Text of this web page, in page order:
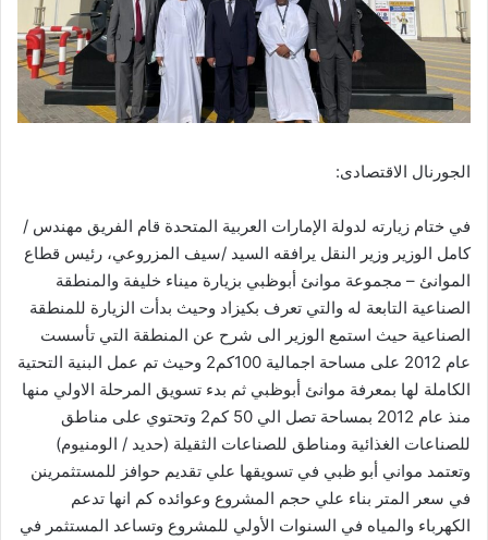
الجورنال الاقتصادى:
في ختام زيارته لدولة الإمارات العربية المتحدة قام الفريق مهندس /
كامل الوزير وزير النقل يرافقه السيد /سيف المزروعي، رئيس قطاع
الموانئ – مجموعة موانئ أبوظبي بزيارة ميناء خليفة والمنطقة
الصناعية التابعة له والتي تعرف بكيزاد وحيث بدأت الزيارة للمنطقة
الصناعية حيث استمع الوزير الى شرح عن المنطقة التي تأسست
عام 2012 على مساحة اجمالية 100كم2 وحيث تم عمل البنية التحتية
الكاملة لها بمعرفة موانئ أبوظبي ثم بدء تسويق المرحلة الاولي منها
منذ عام 2012 بمساحة تصل الي 50 كم2 وتحتوي على مناطق
للصناعات الغذائية ومناطق للصناعات الثقيلة (حديد / الومنيوم)
وتعتمد مواني أبو ظبي في تسويقها علي تقديم حوافز للمستثمرينن
في سعر المتر بناء علي حجم المشروع وعوائده كم انها تدعم
الكهرباء والمياه في السنوات الأولي للمشروع وتساعد المستثمر في